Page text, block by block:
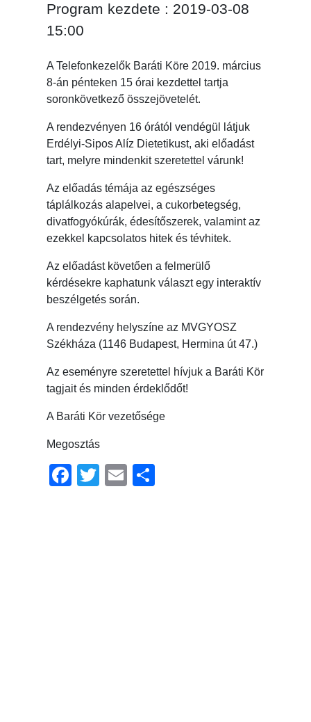
Program kezdete : 2019-03-08
15:00
A Telefonkezelők Baráti Köre 2019. március
8-án pénteken 15 órai kezdettel tartja
soronkövetkező összejövetelét.
A rendezvényen 16 órától vendégül látjuk
Erdélyi-Sipos Alíz Dietetikust, aki előadást
tart, melyre mindenkit szeretettel várunk!
Az előadás témája az egészséges
táplálkozás alapelvei, a cukorbetegség,
divatfogyókúrák, édesítőszerek, valamint az
ezekkel kapcsolatos hitek és tévhitek.
Az előadást követően a felmerülő
kérdésekre kaphatunk választ egy interaktív
beszélgetés során.
A rendezvény helyszíne az MVGYOSZ
Székháza (1146 Budapest, Hermina út 47.)
Az eseményre szeretettel hívjuk a Baráti Kör
tagjait és minden érdeklődőt!
A Baráti Kör vezetősége
Megosztás
Facebook
TwitterEmail